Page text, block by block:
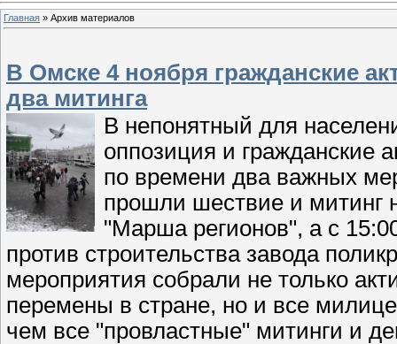
Главная » Архив материалов
В Омске 4 ноября гражданские
два митинга
В непонятный для
оппозиция и гражданские
по времени два важных
прошли шествие и митинг
"Марша регионов", а с
против строительства завода
мероприятия собрали не только
перемены в стране, но и все
чем все "провластные" митинги и